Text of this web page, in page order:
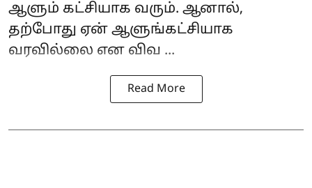
ஆளும் கட்சியாக வரும். ஆனால்,
தற்போது ஏன் ஆளுங்கட்சியாக
வரவில்லை என விவ ...
Read More